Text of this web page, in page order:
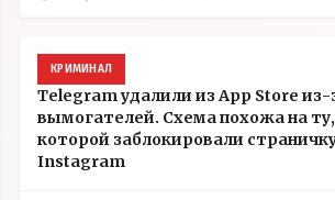
КРИМИНАЛ
Telegram удалили из App Store
вымогателей. Схема похожа на
которой заблокировали
Instagram